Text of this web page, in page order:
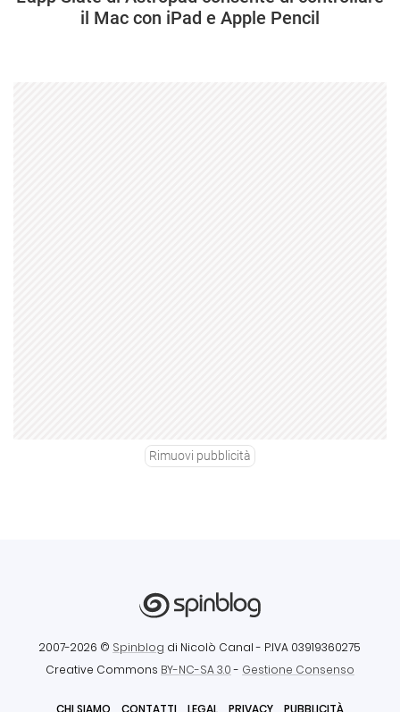
il Mac con iPad e Apple Pencil
Rimuovi pubblicità
2007-2026 © Spinblog di Nicolò Canal - P.IVA 03919360275
Creative Commons BY-NC-SA 3.0- Gestione Consenso
CHI SIAMO CONTATTI LEGAL PRIVACY PUBBLICITÀ